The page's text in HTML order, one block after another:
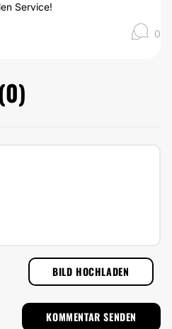
Service!
0
0)
BILD HOCHLADEN